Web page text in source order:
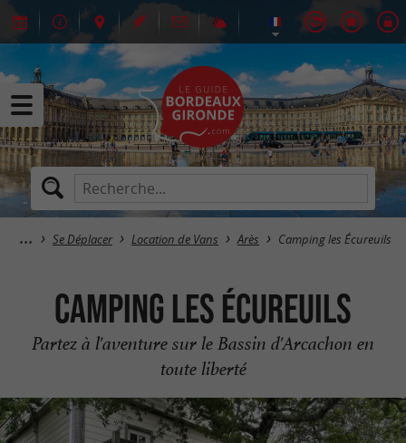
Se Déplacer Location de Vans Arès Camping les Écureuils
Camping les Écureuils
Partez à l'aventure sur le Bassin d'Arcachon en
toute liberté